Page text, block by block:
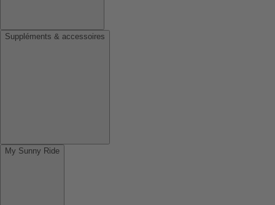
Suppléments & accessoires
My Sunny Ride